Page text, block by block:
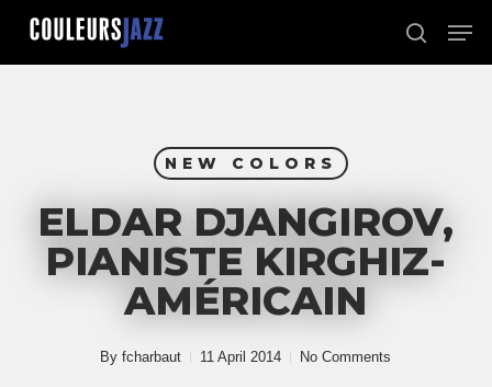
Skip
main
search
NEW COLORS
ELDAR DJANGIROV,
PIANISTE KIRGHIZ-
AMÉRICAIN
By fcharbaut 11 April 2014 No Comments
Close